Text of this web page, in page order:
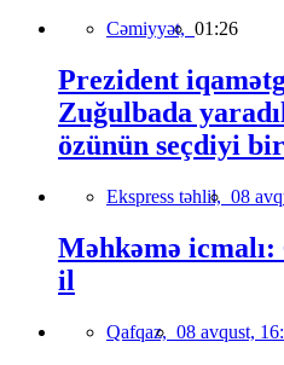
Cəmiyyət, 01:26
Prezident
Zuğulbada
özünün seçdiyi
Ekspress təhlil, 08
Məhkəmə icmalı:
il
Qafqaz, 08 avqust,